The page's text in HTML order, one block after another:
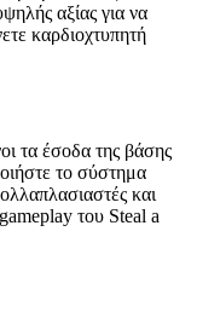
αξίας για να
καρδιοχτυπητή
τα έσοδα της βάσης
το σύστημα
και
του Steal a